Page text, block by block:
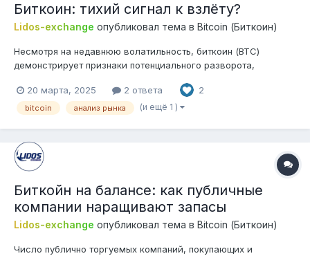
Биткоин: тихий сигнал к взлёту?
Lidos-exchange опубликовал тема в Bitcoin (Биткоин)
Несмотря на недавнюю волатильность, биткоин (BTC)
демонстрирует признаки потенциального разворота,
институциональные потоки указывают на улучшение
настроений. Множитель Майера остаётся ниже 1, что
20 марта, 2025 2 ответа 2
bitcoin анализ рынка (и ещё 1 )
Биткойн на балансе: как публичные
компании наращивают запасы
Lidos-exchange опубликовал тема в Bitcoin (Биткоин)
Число публично торгуемых компаний, покупающих и